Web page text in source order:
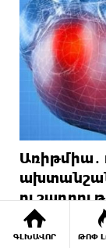
ԳԼԽԱՎՈՐ ԹՈՓ
Առիթմիա․
ռիսկի
17 ՕՐ ԱՌԱՋ